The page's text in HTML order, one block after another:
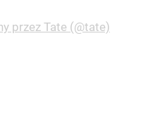
przez Tate (@tate)